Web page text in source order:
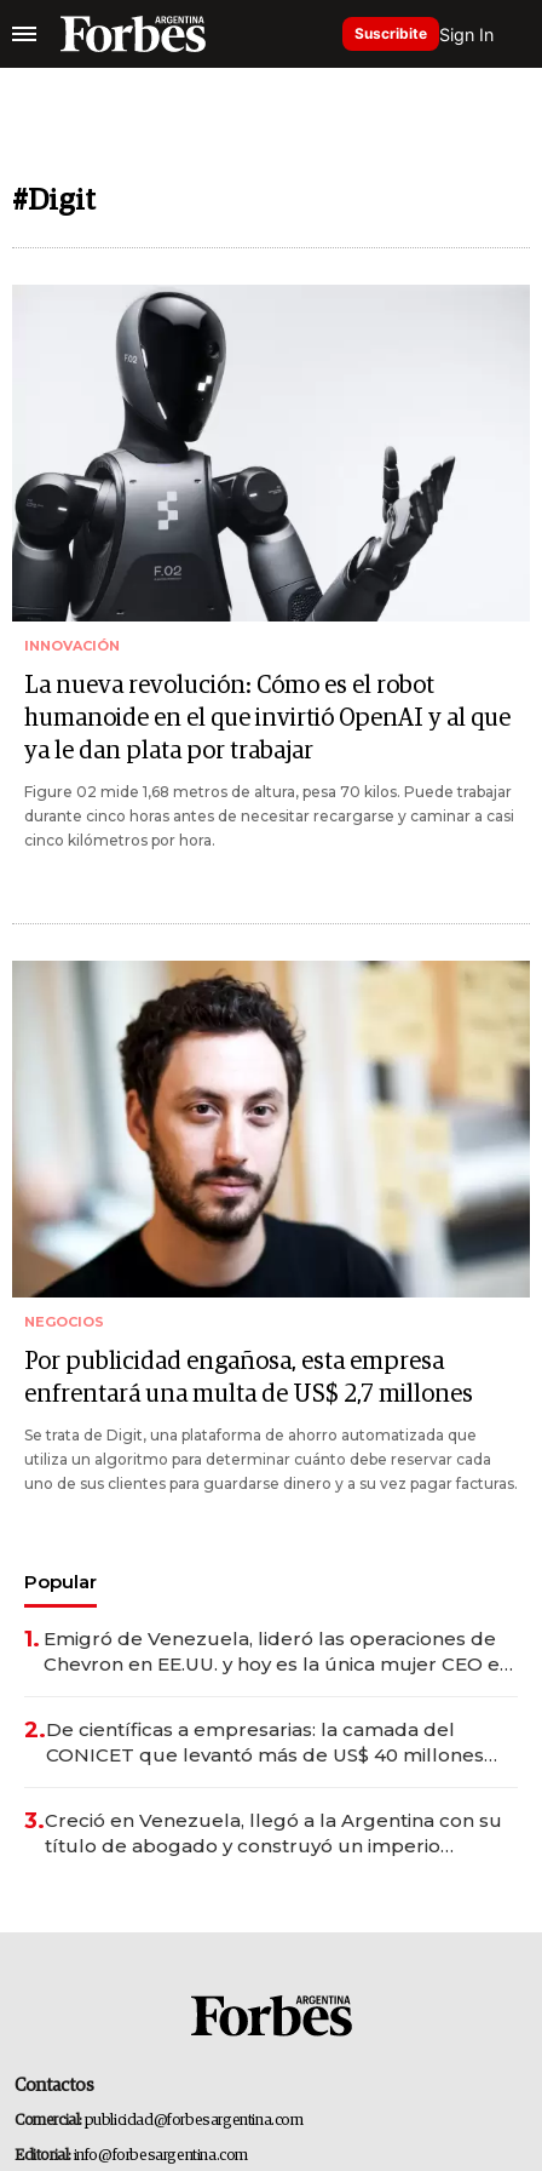
Suscribite Sign In
#Digit
INNOVACIÓN
La nueva revolución: Cómo es el robot
humanoide en el que invirtió OpenAI y al que
ya le dan plata por trabajar
Figure 02 mide 1,68 metros de altura, pesa 70 kilos. Puede trabajar
durante cinco horas antes de necesitar recargarse y caminar a casi
cinco kilómetros por hora.
NEGOCIOS
Por publicidad engañosa, esta empresa
enfrentará una multa de US$ 2,7 millones
Se trata de Digit, una plataforma de ahorro automatizada que
utiliza un algoritmo para determinar cuánto debe reservar cada
uno de sus clientes para guardarse dinero y a su vez pagar facturas.
Popular
1. Emigró de Venezuela, lideró las operaciones de
Chevron en EE.UU. y hoy es la única mujer CEO en
2.De científicas a empresarias: la camada del
CONICET que levantó más de US$ 40 millones
3.Creció en Venezuela, llegó a la Argentina con su
título de abogado y construyó un imperio
Contactos
Comercial:publicidad@forbesargentina.com
Editorial:info@forbesargentina.com